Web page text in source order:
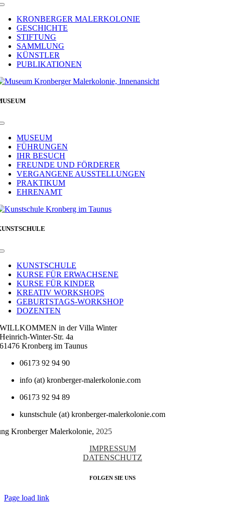
Toggle
NavigationKRONBERGER MALERKOLONIE
GESCHICHTE
STIFTUNG
SAMMLUNG
KÜNSTLER
PUBLIKATIONEN
Toggle
NavigationMUSEUM
FÜHRUNGEN
IHR BESUCH
FREUNDE UND FÖRDERER
VERGANGENE AUSSTELLUNGEN
PRAKTIKUM
EHRENAMT
Toggle
NavigationKUNSTSCHULE
KURSE FÜR ERWACHSENE
KURSE FÜR KINDER
KREATIV WORKSHOPS
GEBURTSTAGS-WORKSHOP
DOZENTEN
WILLKOMMEN in der Villa Winter
Heinrich-Winter-Str. 4a
61476 Kronberg im Taunus
06173 92 94 90
info (at) kronberger-malerkolonie.com
06173 92 94 89
kunstschule (at) kronberger-malerkolonie.com
Kronberger Malerkolonie, 2025
IMPRESSUM
DATENSCHUTZ
FOLGEN SIE UNS
Page load link